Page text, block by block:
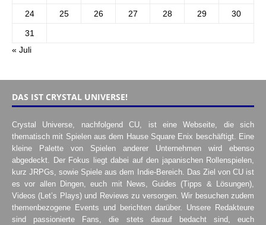
24 25 26 27 28 29 30
31
« Juli
DAS IST CRYSTAL UNIVERSE!
Crystal Universe, nachfolgend CU, ist eine Webseite, die sich
thematisch mit Spielen aus dem Hause Square Enix beschäftigt. Eine
kleine Palette von Spielen anderer Unternehmen wird ebenso
abgedeckt. Der Fokus liegt dabei auf den japanischen Rollenspielen,
kurz JRPGs, sowie Spiele aus dem Indie-Bereich. Das Ziel von CU ist
es vor allen Dingen, euch mit News, Guides (Tipps & Lösungen),
Videos (Let’s Plays) und Reviews zu versorgen. Wir besuchen zudem
themenbezogene Events und berichten darüber. Unsere Redakteure
sind passionierte Fans, die stets darauf bedacht sind, euch